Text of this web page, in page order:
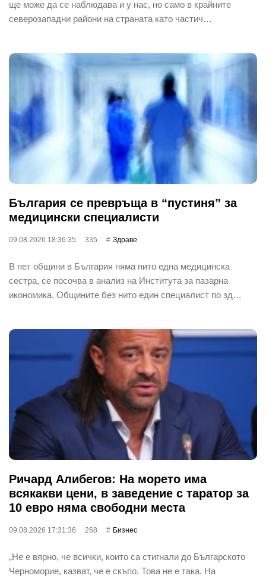
ще може да се наблюдава и у нас, но само в крайните
северозападни райони на страната като частич…
България се превръща в “пустиня” за
медицински специалисти
09.08.2026 18:36:35 335 Здраве
В пет общини в България няма нито една медицинска
сестра, се посочва в анализ на Института за пазарна
икономика. Общините без нито един специалист по зд…
Ричард Алибегов: На морето има
всякакви цени, в заведение с таратор за
10 евро няма свободни места
09.08.2026 17:31:36 268 Бизнес
„Не е вярно, че всички, които са стигнали до Българското
Черноморие, казват, че е скъпо. Това не е така. На